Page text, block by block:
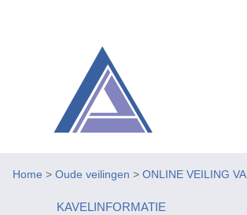
Home > Oude veilingen > ONLINE VEILING
KAVELINFORMATIE